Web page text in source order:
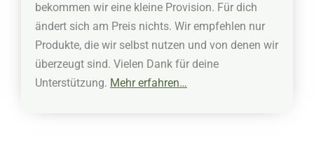
bekommen wir eine kleine Provision. Für dich
ändert sich am Preis nichts. Wir empfehlen nur
Produkte, die wir selbst nutzen und von denen wir
überzeugt sind. Vielen Dank für deine
Unterstützung. Mehr erfahren…